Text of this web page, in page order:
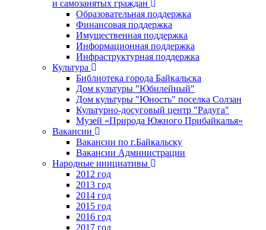
и самозанятых граждан
Образовательная поддержка
Финансовая поддержка
Имущественная поддержка
Информационная поддержка
Инфраструктурная поддержка
Культура
Библиотека города Байкальска
Дом культуры "Юбилейный"
Дом культуры "Юность" поселка Солзан
Культурно-досуговый центр "Радуга"
Музей «Природа Южного Прибайкалья»
Вакансии
Вакансии по г.Байкальску
Вакансии Администрации
Народные инициативы
2012 год
2013 год
2014 год
2015 год
2016 год
2017 год